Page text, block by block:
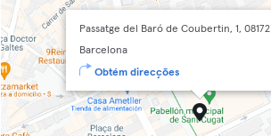
Passatge del Baró de Coubertin, 1, 08172
Barcelona
Obtém direcções